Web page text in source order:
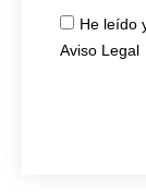
He leído
Aviso Legal